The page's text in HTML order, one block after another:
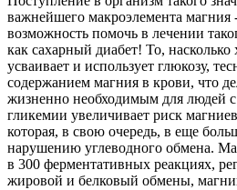
важнейшего макроэлемента магния
возможность помочь в лечении
как сахарный диабет! То,
усваивает и использует глюкозу,
содержанием магния в крови, что
жизненно необходимым для людей
гликемии увеличивает риск
которая, в свою очередь, в еще
нарушению углеводного обмена.
в 300 ферментативных реакциях,
жировой и белковый обмены,